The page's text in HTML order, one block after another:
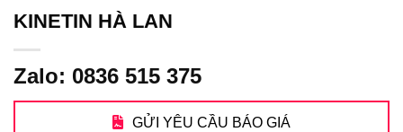
KINETIN HÀ LAN
Zalo: 0836 515 375
GỬI YÊU CẦU BÁO GIÁ